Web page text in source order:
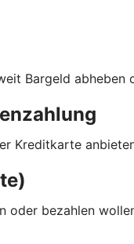
Bargeld abheben
Kreditkarte
oder bezahlen